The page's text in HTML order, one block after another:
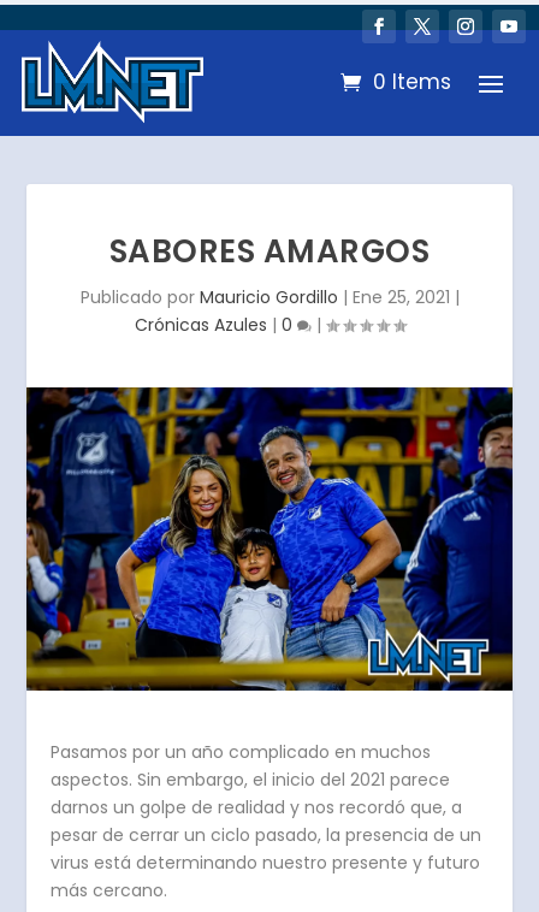
0 Items
SABORES AMARGOS
Publicado por Mauricio Gordillo | Ene 25, 2021 |
Crónicas Azules | 0 |
Pasamos por un año complicado en muchos
aspectos. Sin embargo, el inicio del 2021 parece
darnos un golpe de realidad y nos recordó que, a
pesar de cerrar un ciclo pasado, la presencia de un
virus está determinando nuestro presente y futuro
más cercano.